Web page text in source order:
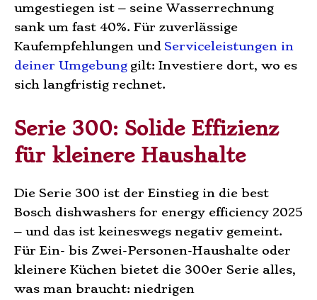
umgestiegen ist – seine Wasserrechnung
sank um fast 40%. Für zuverlässige
Kaufempfehlungen und Serviceleistungen in
deiner Umgebung gilt: Investiere dort, wo es
sich langfristig rechnet.
Serie 300: Solide Effizienz
für kleinere Haushalte
Die Serie 300 ist der Einstieg in die best
Bosch dishwashers for energy efficiency 2025
– und das ist keineswegs negativ gemeint.
Für Ein- bis Zwei-Personen-Haushalte oder
kleinere Küchen bietet die 300er Serie alles,
was man braucht: niedrigen